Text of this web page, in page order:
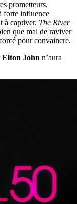
prometteurs,
forte influence
à captiver. The River
que mal de raviver
pour convaincre.
Elton John n’aura